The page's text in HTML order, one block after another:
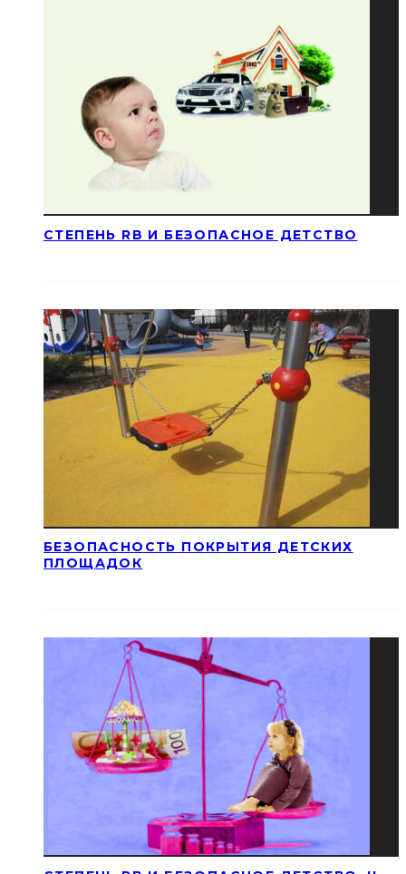
СТЕПЕНЬ RB И БЕЗОПАСНОЕ ДЕТСТВО
БЕЗОПАСНОСТЬ ПОКРЫТИЯ ДЕТСКИХ
ПЛОЩАДОК